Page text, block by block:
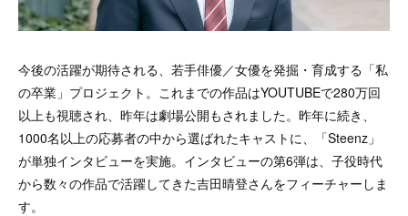
今後の活躍が期待される、若手俳優／女優を発掘・育成する「私
の卒業」プロジェクト。これまでの作品はYOUTUBEで280万回
以上も視聴され、昨年は劇場公開もされました。昨年に続き、
1000名以上の応募者の中から選ばれたキャストに、「Steenz」
が単独インタビューを実施。インタビューの第6弾は、子役時代
から数々の作品で活躍してきた吉田晴登さんをフィーチャーしま
す。